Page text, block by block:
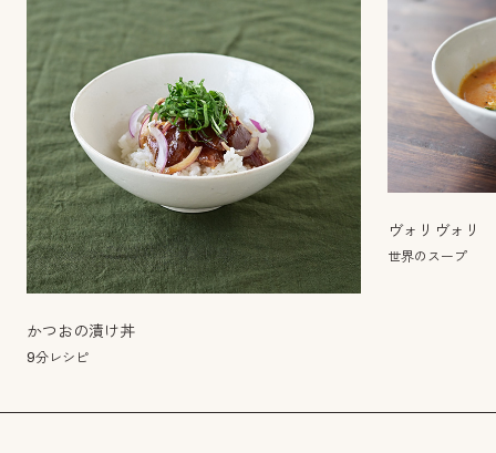
かつおの漬け丼
9分レシピ
ヴォリヴォリ
世界のスープ